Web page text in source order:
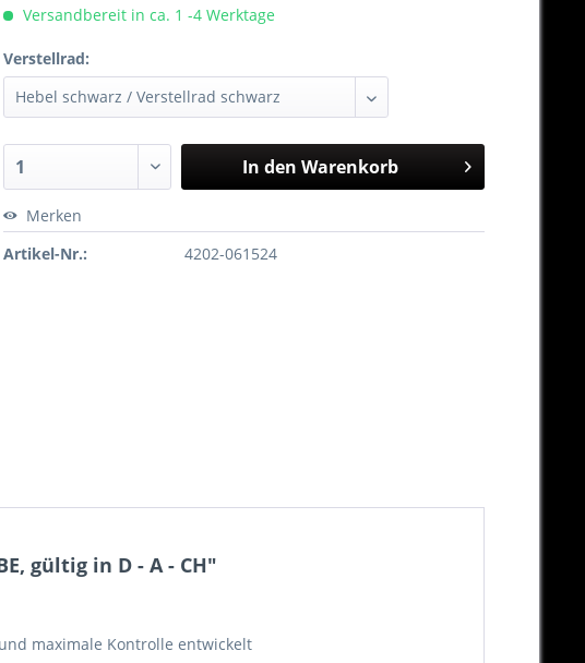
Versandbereit in ca. 1 -4 Werktage
Verstellrad:
In den Warenkorb
Merken
Artikel-Nr.:
4202-061524
gültig in D - A - CH"
maximale Kontrolle entwickelt